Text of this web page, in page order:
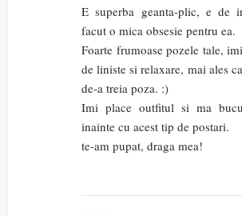
E superba geanta-plic, e de
facut o mica obsesie pentru ea.
Foarte frumoase pozele tale,
de liniste si relaxare, mai ales
de-a treia poza. :)
Imi place outfitul si ma
inainte cu acest tip de postari.
te-am pupat, draga mea!